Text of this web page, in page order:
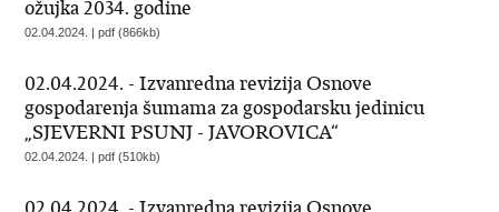
ožujka 2034. godine
02.04.2024. | pdf (866kb)
02.04.2024. - Izvanredna revizija Osnove
gospodarenja šumama za gospodarsku jedinicu
„SJEVERNI PSUNJ - JAVOROVICA“
02.04.2024. | pdf (510kb)